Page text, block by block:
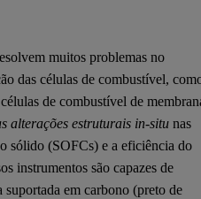
muitos problemas no
das células de combustível,
de combustível de
alterações estruturais in-situ nas
sólido (SOFCs) e a eficiência do
instrumentos são capazes de
em carbono (preto de